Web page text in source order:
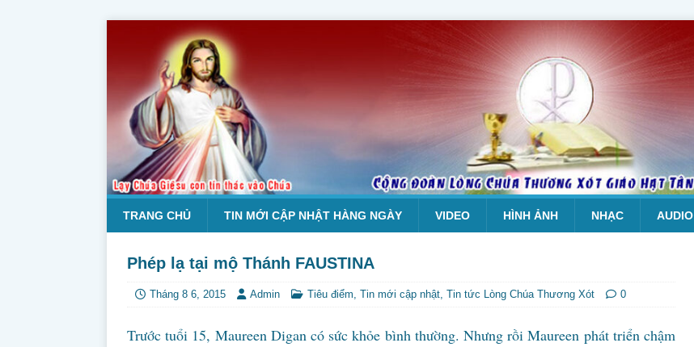
TRANG CHỦ TIN MỚI CẬP NHẬT HÀNG NGÀY VIDEO HÌNH ẢNH NHẠC AUDIO
Phép lạ tại mộ Thánh FAUSTINA
Tháng 8 6, 2015 Admin Tiêu điểm, Tin mới cập nhật, Tin tức Lòng Chúa Thương Xót 0
Trước tuổi 15, Maureen Digan có sức khỏe bình thường. Nhưng rồi Maureen phát triển chậm